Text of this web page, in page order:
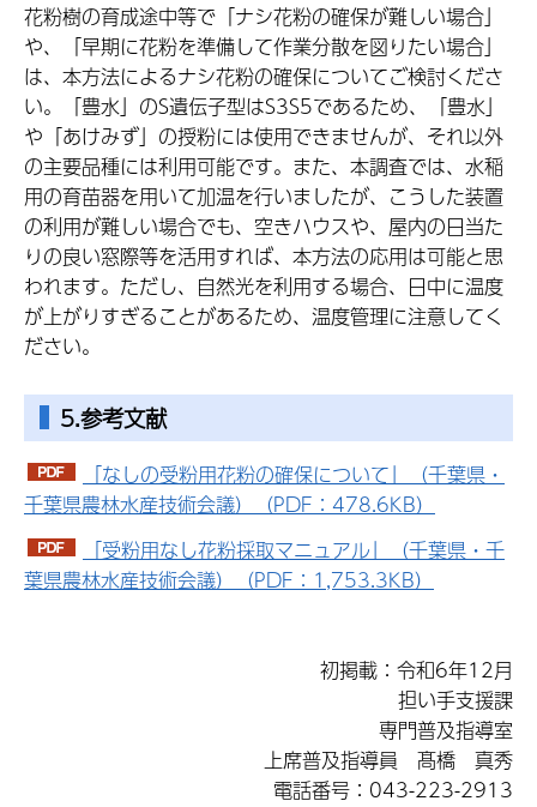
花粉樹の育成途中等で「ナシ花粉の確保が難しい場合」
や、「早期に花粉を準備して作業分散を図りたい場合」
は、本方法によるナシ花粉の確保についてご検討くださ
い。「豊水」のS遺伝子型はS3S5であるため、「豊水」
や「あけみず」の授粉には使用できませんが、それ以外
の主要品種には利用可能です。また、本調査では、水稲
用の育苗器を用いて加温を行いましたが、こうした装置
の利用が難しい場合でも、空きハウスや、屋内の日当た
りの良い窓際等を活用すれば、本方法の応用は可能と思
われます。ただし、自然光を利用する場合、日中に温度
が上がりすぎることがあるため、温度管理に注意してく
ださい。
5.参考文献
「なしの受粉用花粉の確保について」（千葉県・
千葉県農林水産技術会議）（PDF：478.6KB）
「受粉用なし花粉採取マニュアル」（千葉県・千
葉県農林水産技術会議）（PDF：1,753.3KB）
初掲載：令和6年12月
担い手支援課
専門普及指導室
上席普及指導員 髙橋 真秀
電話番号：043-223-2913